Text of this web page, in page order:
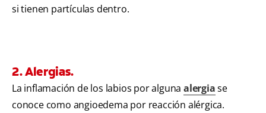
si tienen partículas dentro.
2. Alergias.
La inflamación de los labios por alguna alergiase
conoce como angioedema por reacción alérgica.